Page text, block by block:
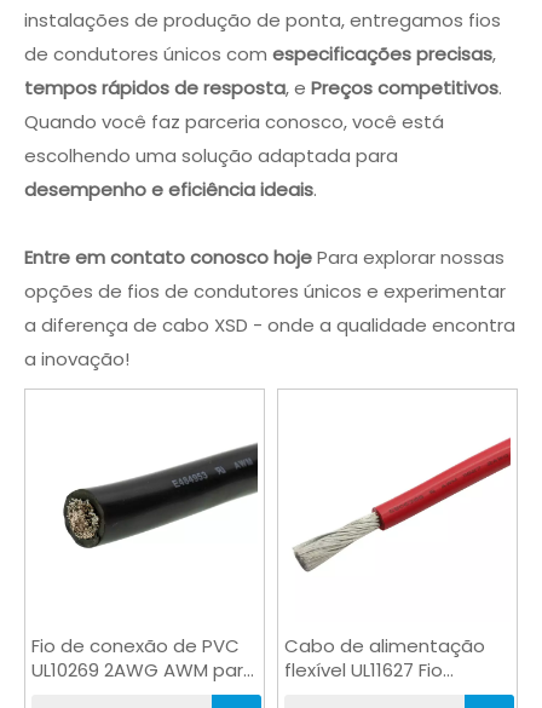
instalações de produção de ponta, entregamos fios
de condutores únicos com especificações precisas,
tempos rápidos de resposta, e Preços competitivos.
Quando você faz parceria conosco, você está
escolhendo uma solução adaptada para
desempenho e eficiência ideais.
Entre em contato conosco hojePara explorar nossas
opções de fios de condutores únicos e experimentar
a diferença de cabo XSD - onde a qualidade encontra
a inovação!
Fio de conexão de PVC
UL10269 2AWG AWM para
inversor de painel solar
Cabo de alimentação
flexível UL11627 Fio